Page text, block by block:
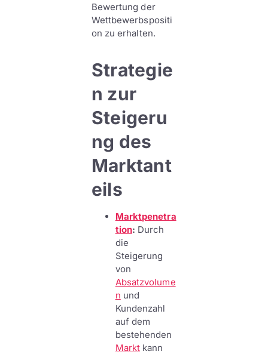
Bewertung der
Wettbewerbspositi
on zu erhalten.
Strategie
n zur
Steigeru
ng des
Marktant
eils
Marktpenetra
tion: Durch
die
Steigerung
von
Absatzvolume
n und
Kundenzahl
auf dem
bestehenden
Markt kann